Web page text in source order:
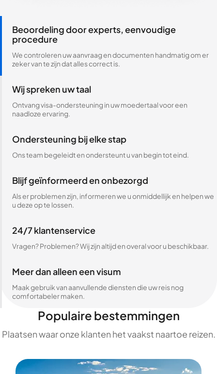
Beoordeling door experts, eenvoudige
procedure
We controleren uw aanvraag en documenten handmatig om er
zeker van te zijn dat alles correct is.
Wij spreken uw taal
Ontvang visa-ondersteuning in uw moedertaal voor een
naadloze ervaring.
Ondersteuning bij elke stap
Ons team begeleidt en ondersteunt u van begin tot eind.
Blijf geïnformeerd en onbezorgd
Als er problemen zijn, informeren we u onmiddellijk en helpen we
u deze op te lossen.
24/7 klantenservice
Vragen? Problemen? Wij zijn altijd en overal voor u beschikbaar.
Meer dan alleen een visum
Maak gebruik van aanvullende diensten die uw reis nog
comfortabeler maken.
Populaire bestemmingen
Plaatsen waar onze klanten het vaakst naartoe reizen.